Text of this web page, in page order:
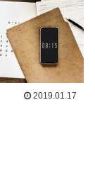
2019.01.17